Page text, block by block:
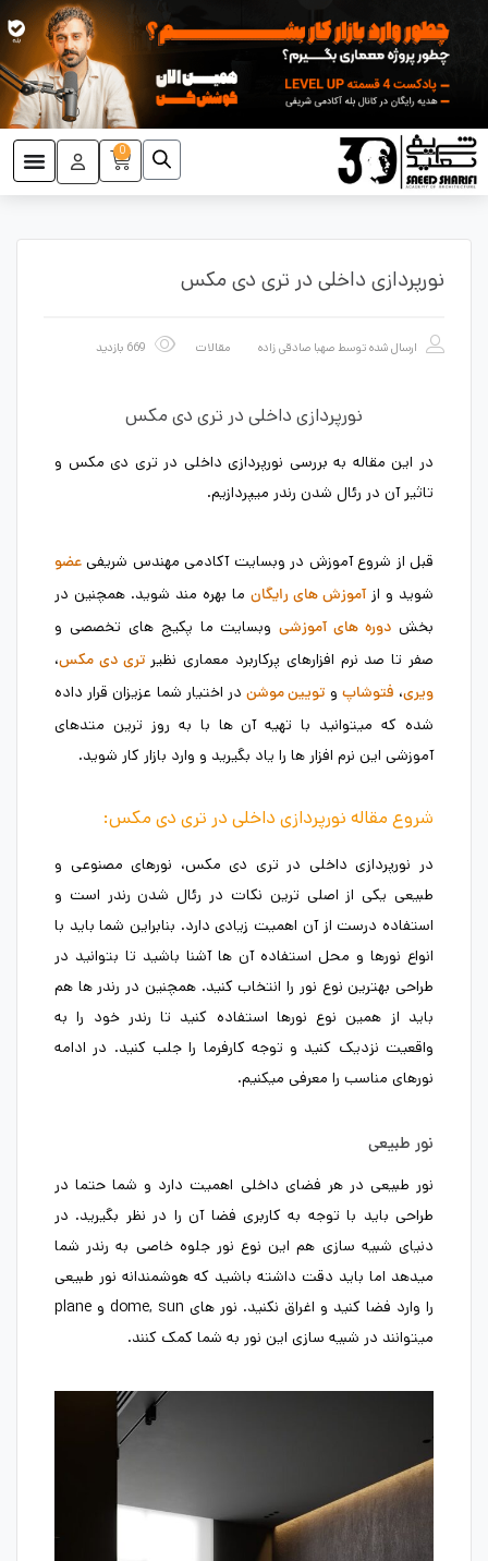
0
نورپردازی داخلی در تری دی مکس
ارسال شده توسط صهبا صادقی زاده مقالات
نورپردازی داخلی در تری دی مکس
در این مقاله به بررسی نورپردازی داخلی در تری دی مکس و
تاثیر آن در رئال شدن رندر میپردازیم.
قبل از شروع آموزش در وبسایت آکادمی مهندس شریفی عضو
شوید و ازآموزش های رایگان ما بهره مند شوید. همچنین در
بخش دوره های آموزشیوبسایت ما پکیج های تخصصی و
صفر تا صد نرم افزارهای پرکاربرد معماری نظیرتری دی مکس،
ویری، فتوشاپ و تویین موشندر اختیار شما عزیزان قرار داده
شده که میتوانید با تهیه آن ها با به روز ترین متدهای
آموزشی این نرم افزار ها را یاد بگیرید و وارد بازار کار شوید.
شروع مقاله نورپردازی داخلی در تری دی مکس:
در نورپردازی داخلی در تری دی مکس، نورهای مصنوعی و
طبیعی یکی از اصلی ترین نکات در رئال شدن رندر است و
استفاده درست از آن اهمیت زیادی دارد. بنابراین شما باید با
انواع نورها و محل استفاده آن ها آشنا باشید تا بتوانید در
طراحی بهترین نوع نور را انتخاب کنید. همچنین در رندر ها هم
باید از همین نوع نورها استفاده کنید تا رندر خود را به
واقعیت نزدیک کنید و توجه کارفرما را جلب کنید. در ادامه
نورهای مناسب را معرفی میکنیم.
نور طبیعی
نور طبیعی در هر فضای داخلی اهمیت دارد و شما حتما در
طراحی باید با توجه به کاربری فضا آن را در نظر بگیرید. در
دنیای شبیه سازی هم این نوع نور جلوه خاصی به رندر شما
میدهد اما باید دقت داشته باشید که هوشمندانه نور طبیعی
را وارد فضا کنید و اغراق نکنید. نور های dome, sun و plane
میتوانند در شبیه سازی این نور به شما کمک کنند.